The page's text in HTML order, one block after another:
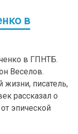
в
в ГПНТБ.
Веселов.
жизни, писатель,
рассказал о
эпической